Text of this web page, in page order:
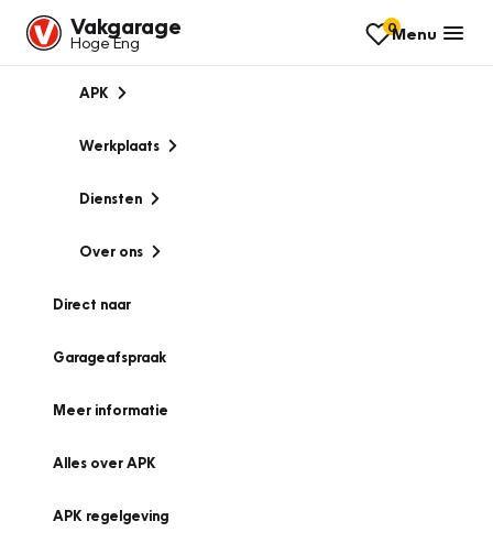
Vakgarage
Hoge Eng
0Menu
APK
Werkplaats
Diensten
Over ons
Direct naar
Garageafspraak
Meer informatie
Alles over APK
APK regelgeving